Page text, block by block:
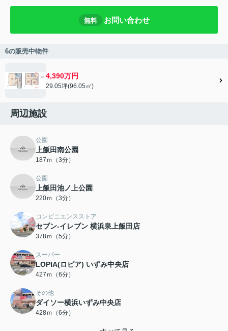
無料 お問い合わせ
6の販売中物件
4,390万円
29.05坪(96.05㎡)
周辺施設
公園
上飯田南公園
187ｍ（3分）
公園
上飯田池ノ上公園
220ｍ（3分）
コンビニエンスストア
セブン-イレブン 横浜泉上飯田店
378ｍ（5分）
スーパー
LOPIA(ロピア) いずみ中央店
427ｍ（6分）
その他
ダイソー横浜いずみ中央店
428ｍ（6分）